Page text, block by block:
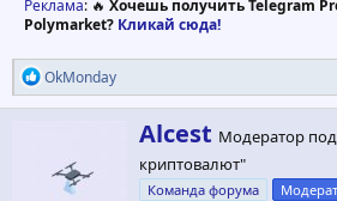
Реклама: 🔥 Хочешь получить Telegram
Polymarket? Кликай сюда!
Р
е
а
и
OkMonday
А
в
т
Alcest Модератор
криптовалют"
Команда форума